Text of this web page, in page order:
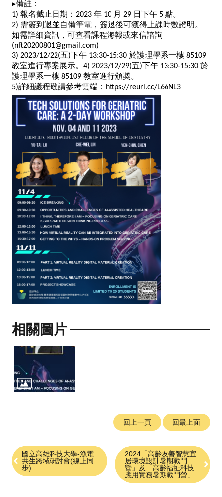
計
畫
辦
公
室
回
首
頁
▸備註：
1) 報名截止日期：2023 年 10 月 29 日下午 5 點。
2) 需簽到退並自備筆電，簽退後可獲得上課時數證明。
如需詳細資訊，可查看課程海報或來信諮詢
(nft20200801@gmail.com)
3) 2023/12/22(五)下午 13:30-15:30 於護理學系一樓 85109
教室進行專案展示。4) 2023/12/29(五)下午 13:30-15:30 於
護理學系一樓 85109 教室進行頒奬。
5)詳細議程敬請參考雲端： https://reurl.cc/L66NL3
相關圖片
回上一頁 回最上面
國立高雄科技大學-漁電
共生跨域研討會(線上同
步)
2024「高齡友善智慧宜
居環境設計暑期戰鬥
營」及「高齡福祉科技
應用實務暑期戰鬥營」